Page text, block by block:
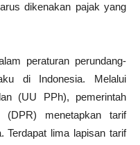
dikenakan pajak yang
peraturan perundang-
di Indonesia. Melalui
(UU PPh), pemerintah
menetapkan tarif
Terdapat lima lapisan tarif